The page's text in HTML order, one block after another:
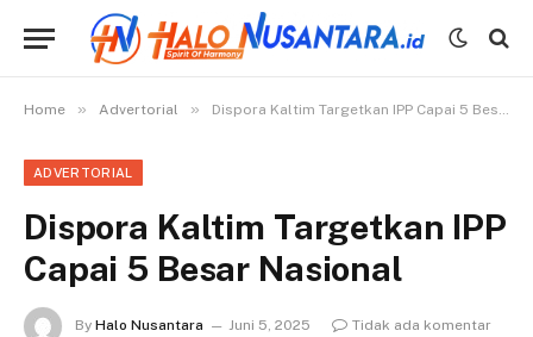
Home » Advertorial » Dispora Kaltim Targetkan IPP Capai 5 Besar Nasional
ADVERTORIAL
Dispora Kaltim Targetkan IPP
Capai 5 Besar Nasional
By Halo Nusantara Juni 5, 2025
Tidak ada komentar